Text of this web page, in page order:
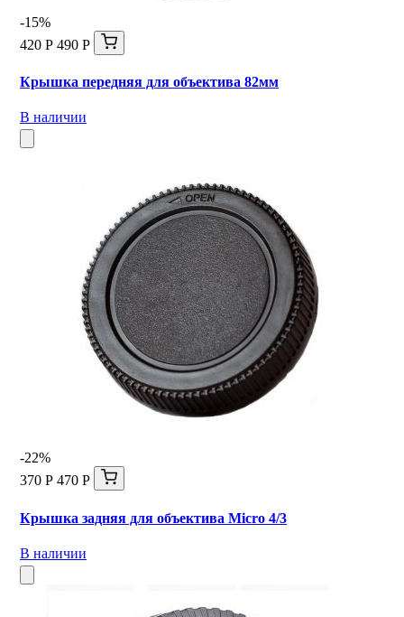
-15%
420 Р 490 Р
Крышка передняя для объектива 82мм
В наличии
-22%
370 Р 470 Р
Крышка задняя для объектива Micro 4/3
В наличии